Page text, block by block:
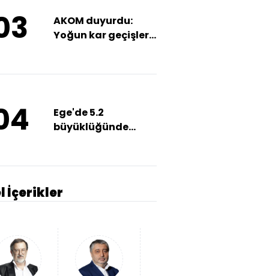
İçerikler
AKOM duyurdu:
Yoğun kar geçişleri
Ege'de 5.2
büyüklüğünde